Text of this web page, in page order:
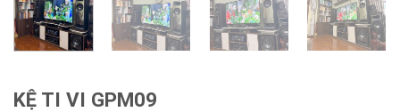
KỆ TI VI GPM09